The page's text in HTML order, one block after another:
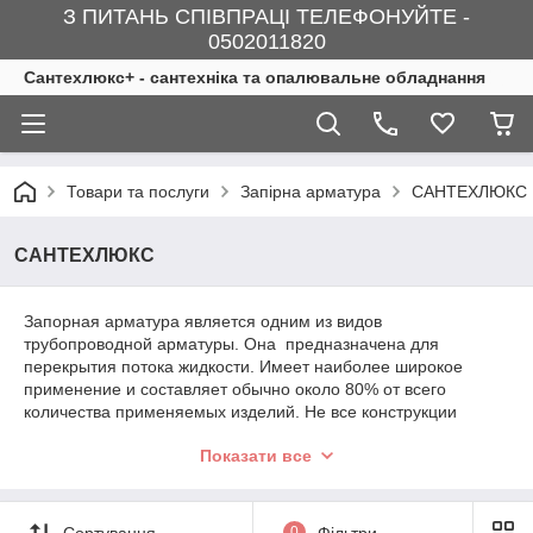
З ПИТАНЬ СПІВПРАЦІ ТЕЛЕФОНУЙТЕ -
0502011820
Сантехлюкс+ - сантехніка та опалювальне обладнання
Товари та послуги Запірна арматура CАНТЕХЛЮКС
CАНТЕХЛЮКС
Запорная арматура является одним из видов
трубопроводной арматуры. Она предназначена для
перекрытия потока жидкости. Имеет наиболее широкое
применение и составляет обычно около 80% от всего
количества применяемых изделий. Не все конструкции
в любом положении. В связи с этим запорную арматуру
Показати все